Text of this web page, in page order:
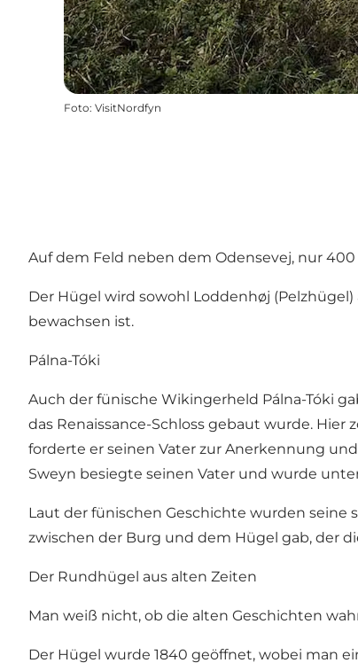
Foto: VisitNordfyn
Auf dem Feld neben dem Odensevej, nur
Der Hügel wird sowohl Loddenhøj
bewachsen ist.
Pálna-Tóki
Auch der fünische Wikingerheld Pálna-Tóki
das Renaissance-Schloss gebaut wurde. Hier
forderte er seinen Vater zur Anerkennung
Sweyn besiegte seinen Vater und wurde
Laut der fünischen Geschichte wurden seine
zwischen der Burg und dem Hügel gab, der
Der Rundhügel aus alten Zeiten
Man weiß nicht, ob die alten Geschichten
Der Hügel wurde 1840 geöffnet, wobei man